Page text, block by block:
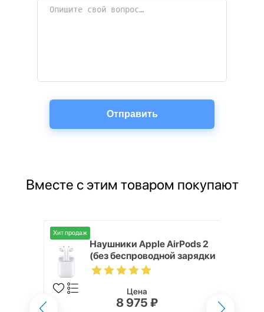
Вместе с этим товаром покупают
Хит продаж
Наушники Apple AirPods 2
(без беспроводной зарядки
кейса)
Цена
8 975 ₽